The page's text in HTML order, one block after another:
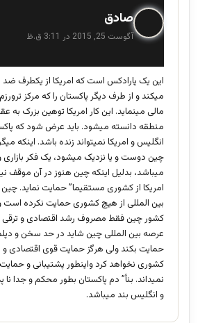
صادق
ف آگوست 25, 2015 در 3:11 ق.ظ
این یک پارادکس است که امریکا از یکطرف ضد
میکند و از طرف دیگر پاکستان را که مرکز
مالی مینماید. این کار امریکا توهین بزرک
منطقه دانسته میشود. باید عرض شود که
انگلیس و امریکا نمیتواند زنده باشد. اینکه
چین دوست و یا نزدیک میشود، یک فکر بازاری
میباشد، بدلیل اینکه چین هنوز در آن موقف
امریکا از کشوری مستقیما” حمایت نماید.
بین المللی از هیچ کشوری حمایت نکرده است
کشور چین فقط مصروف رشد اقتصادی و ترقی
عرصه بین المللی چین شاید در حد سخن و
حمایت بکند ولی هرگز حمایت قوی اقتصادی و
کشوری نخواهد کرد واینطور پشتیبانی و
نمیداند. بنأ” دم پاکستان بطور محکم و جدا نا
و انگلیس بند میباشد.